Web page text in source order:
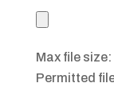
Max file size:
Permitted